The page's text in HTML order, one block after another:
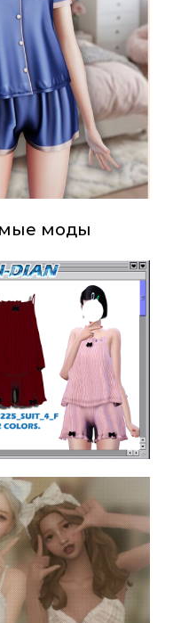
моды